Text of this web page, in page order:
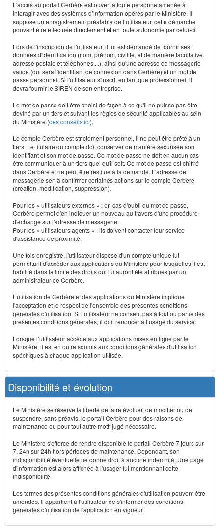
L'accès au portail Cerbère est ouvert à toute personne amenée à
interagir avec des systèmes d’information opérés par le Ministère. Il
suppose un enregistrement préalable de l’utilisateur, cette démarche
pouvant être effectuée directement et en toute autonomie par celui-ci.
Lors de l'inscription de l'utilisateur, il lui est demandé de fournir ses
données d'identification (nom, prénom, civilité, et de manière facultative
adresse postale et téléphones,...), ainsi qu'une adresse de messagerie
valide (qui sera l'identifiant de connexion dans Cerbère) et un mot de
passe personnel. Si l'utilisateur s'inscrit en tant que professionnel, il
devra fournir le SIREN de son entreprise.
Le mot de passe doit être choisi de façon à ce qu'il ne puisse pas être
deviné par un tiers et suivant les règles de sécurité applicables au sein
du Ministère (des conseils ici).
Le compte Cerbère est strictement personnel, il ne peut être prêté à un
tiers. Le titulaire du compte doit conserver de manière sécurisée son
identifiant et son mot de passe. Ce mot de passe ne doit en aucun cas
être communiquer à un tiers quel qu'il soit. Ce mot de passe est chiffré
dans Cerbère et ne peut être restitué à la demande. L'adresse de
messagerie sert à confirmer certaines actions sur le compte Cerbère
(création, modification, suppression).
Pour les « utilisateurs externes » : en cas d'oubli du mot de passe,
Cerbère permet d'en indiquer un nouveau au travers d'une procédure
d'échange sur l'adresse de messagerie.
Pour les « utilisateurs agents » : ils doivent contacter leur service
d'assistance de proximité.
Une fois enregistré, l'utilisateur dispose d'un compte unique lui
permettant d'accèder aux applications du Ministère pour lesquelles il est
habilité dans la limite des droits qui lui auront été attribués par un
administrateur de Cerbère.
L’utilisation de Cerbère et des applications du Ministère implique
l'acceptation et le respect de l'ensemble des présentes conditions
générales d'utilisation. Si l’utilisateur ne consent pas à tout ou partie des
présentes conditions générales, il doit renoncer à l’usage du service.
Lorsque l’utilisateur accède aux applications mises en ligne par le
Ministère, il est en outre soumis aux conditions générales d'utilisation
spécifiques à chaque application utilisée.
Disponibilité et évolution
Le Ministère se réserve la liberté de faire évoluer, de modifier ou de
suspendre, sans préavis, le portail Cerbère pour des raisons de
maintenance ou pour tout autre motif jugé nécessaire.
Le Ministère s'efforce de rendre disponible le portail Cerbère 7 jours sur
7, 24h sur 24h hors périodes de maintenance. Cependant, son
indisponibilité éventuelle ne donne droit à aucune indemnité. Une page
d'information est alors affichée à l'usager lui mentionnant cette
indisponibilité.
Les termes des présentes conditions générales d'utilisation peuvent être
amendés. Il appartient à l'utilisateur de s'informer des conditions
générales d'utilisation de l'application en vigueur.